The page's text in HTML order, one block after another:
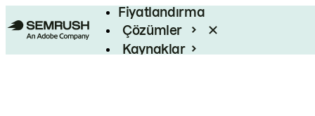
Fiyatlandırma
Çözümler
Kaynaklar